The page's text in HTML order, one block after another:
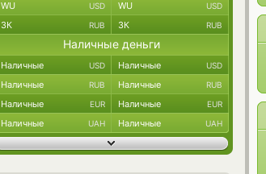
WU USD WU USD
ЗК RUB ЗК RUB
Наличные деньги
Наличные USD Наличные USD
Наличные RUB Наличные RUB
Наличные EUR Наличные EUR
Наличные UAH Наличные UAH